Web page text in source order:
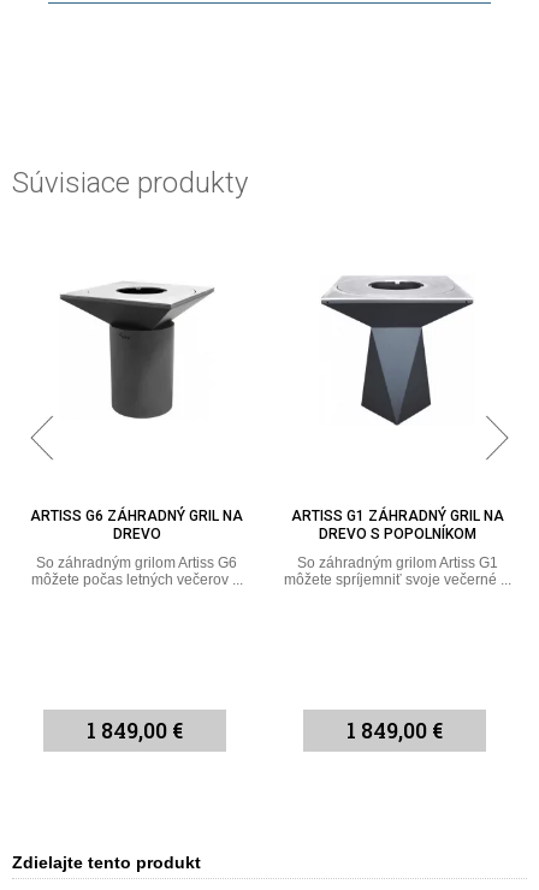
Súvisiace produkty
ARTISS G6 ZÁHRADNÝ GRIL NA
DREVO
So záhradným grilom Artiss G6
môžete počas letných večerov ...
1 849,00 €
ARTISS G1 ZÁHRADNÝ GRIL NA
DREVO S POPOLNÍKOM
So záhradným grilom Artiss G1
môžete spríjemniť svoje večerné ...
1 849,00 €
Zdielajte tento produkt